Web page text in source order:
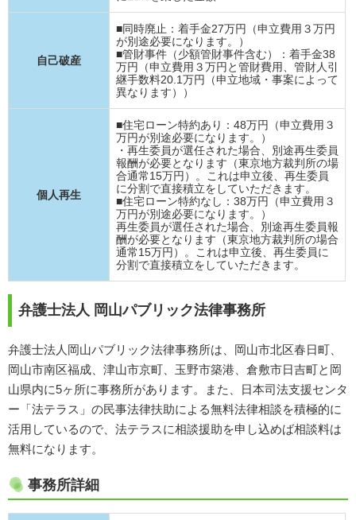
自己破産
■同時廃止：着手金27万円（申立費用３万円
が別途必要になります。）
■管財事件（少額管財事件含む）：着手金38
万円（申立費用３万円と管財費用、管財人引
継手数料20.1万円（申立地域・事案によって
異なります））
個人再生
■住宅ローン特約あり：48万円（申立費用３
万円が別途必要になります。）
・再生委員が選任された場合、別途再生委員
報酬が必要となります（東京地方裁判所の場
合通常15万円）。これは申立後、再生委員
に分割で直接積立をしていただきます。
■住宅ローン特約なし：38万円（申立費用３
万円が別途必要になります。）
再生委員が選任された場合、別途再生委員報
酬が必要となります（東京地方裁判所の場合
通常15万円）。これは申立後、再生委員に
分割で直接積立をしていただきます。
弁護士法人 岡山パブリック法律事務所
弁護士法人岡山パブリック法律事務所は、岡山市北区春日町、
岡山市南区福成、津山市京町、玉野市築港、倉敷市日吉町と岡
山県内に5ヶ所に事務所があります。また、日本司法支援センタ
ー「法テラス」の民事法律扶助による無料法律相談を積極的に
活用しているので、法テラスに相談援助を申し込めば相談料は
無料になります。
事務所詳細